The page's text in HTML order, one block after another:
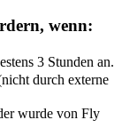
wenn:
3 Stunden an.
durch externe
wurde von Fly